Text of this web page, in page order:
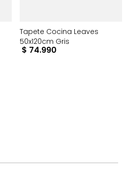
Tapete Cocina Leaves
50x120cm Gris
$ 74.990